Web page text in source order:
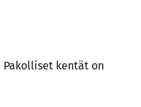
Pakolliset kentät on